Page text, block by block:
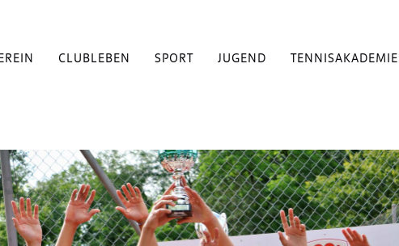
CLUBLEBEN SPORT JUGEND TENNISAKADEMIE